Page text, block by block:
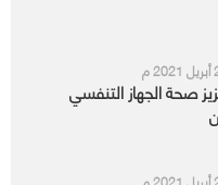
صحة الجهاز التنفسي